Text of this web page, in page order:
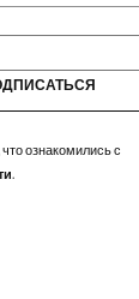
ознакомились с
.